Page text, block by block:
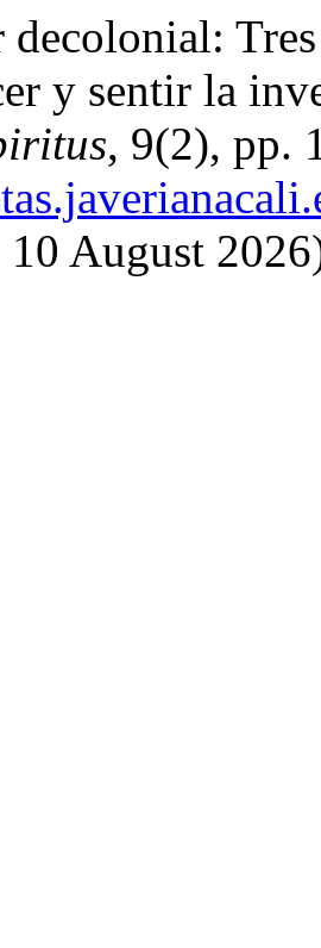
y sentir la
, 9(2), pp.
10 August